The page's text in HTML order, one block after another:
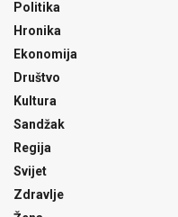
Politika
Hronika
Ekonomija
Društvo
Kultura
Sandžak
Regija
Svijet
Zdravlje